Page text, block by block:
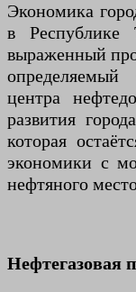
Экономика
в Республике
выраженный
центра
развития
которая
экономики с
нефтяного
Нефтегазовая